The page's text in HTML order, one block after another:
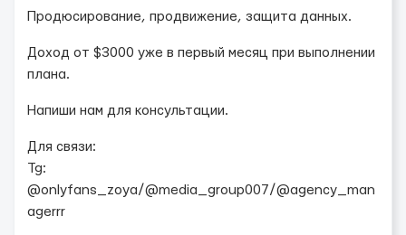
Продюсирование, продвижение, защита данных.
Доход от $3000 уже в первый месяц при выполнении
плана.
Напиши нам для консультации.
Для связи:
Tg:
@onlyfans_zoya/@media_group007/@agency_man
agerrr